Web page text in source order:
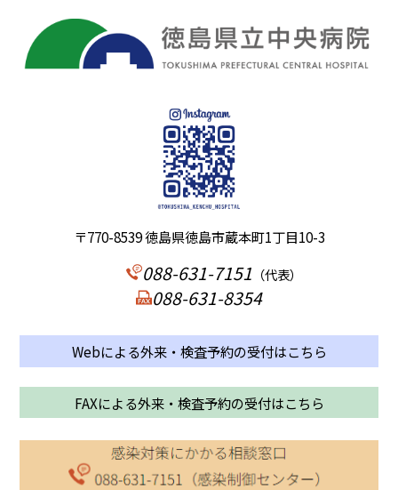
〒770-8539 徳島県徳島市蔵本町1丁目10-3
088-631-7151 （代表）
088-631-8354
Webによる外来・検査予約の受付はこちら
FAXによる外来・検査予約の受付はこちら